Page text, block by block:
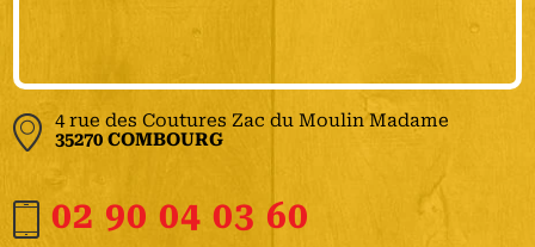
4 rue des Coutures Zac du Moulin Madame
35270 COMBOURG
02 90 04 03 60